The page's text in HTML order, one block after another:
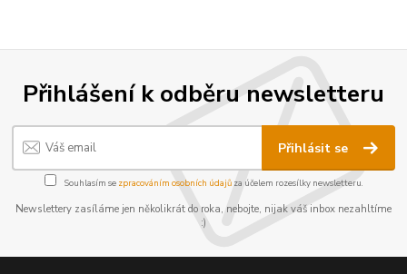
Přihlášení k odběru newsletteru
Přihlásit se
Souhlasím se zpracováním osobních údajůza účelem rozesílky newsletteru.
Newslettery zasíláme jen několikrát do roka, nebojte, nijak váš inbox nezahltíme
:)